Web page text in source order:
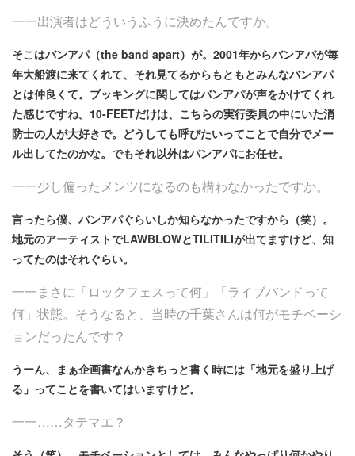
一一出演者はどういうふうに決めたんですか。
そこはバンアパ（the band apart）が。2001年からバンアパが毎
年大船渡に来てくれて、それ見てるからもともとみんなバンアパ
とは仲良くて。ブッキングに関してはバンアパが声をかけてくれ
た感じですね。10-FEETだけは、こちらの実行委員の中にいた消
防士の人が大好きで。どうしても呼びたいってことで自分でメー
ル出してたのかな。でもそれ以外はバンアパにお任せ。
一一少し偏ったメンツになるのも構わなかったですか。
言ったら僕、バンアパぐらいしか知らなかったですから（笑）。
地元のアーティストでLAWBLOWとTILITILIが出てますけど、知
ってたのはそれぐらい。
一一まさに「ロックフェスって何」「ライブバンドって
何」状態。そうなると、当時の千葉さんは何がモチベーシ
ョンだったんです？
うーん、まぁ企画書なんかきちっと書く時には「地元を盛り上げ
る」ってことを書いてはいますけど。
一一……タテマエ？